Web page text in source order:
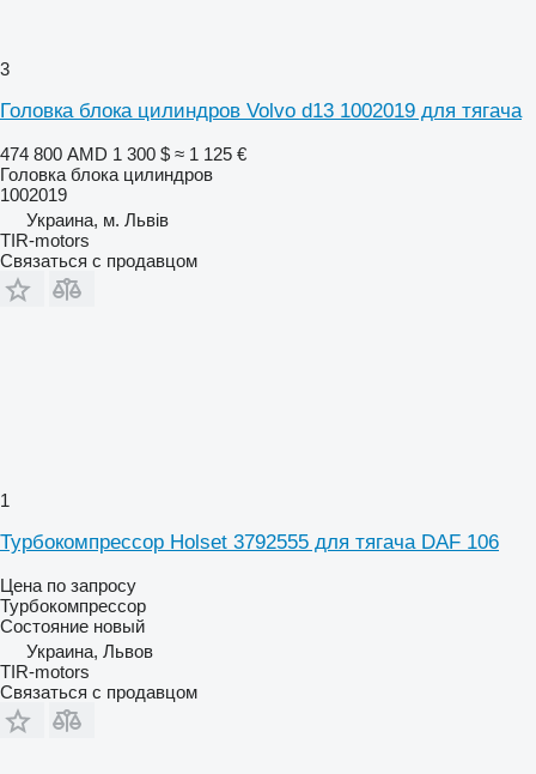
3
Головка блока цилиндров Volvo d13 1002019 для тягача
474 800 AMD 1 300 $ ≈ 1 125 €
Головка блока цилиндров
1002019
Украина, м. Львів
TIR-motors
Связаться с продавцом
1
Турбокомпрессор Holset 3792555 для тягача DAF 106
Цена по запросу
Турбокомпрессор
Состояние новый
Украина, Львов
TIR-motors
Связаться с продавцом